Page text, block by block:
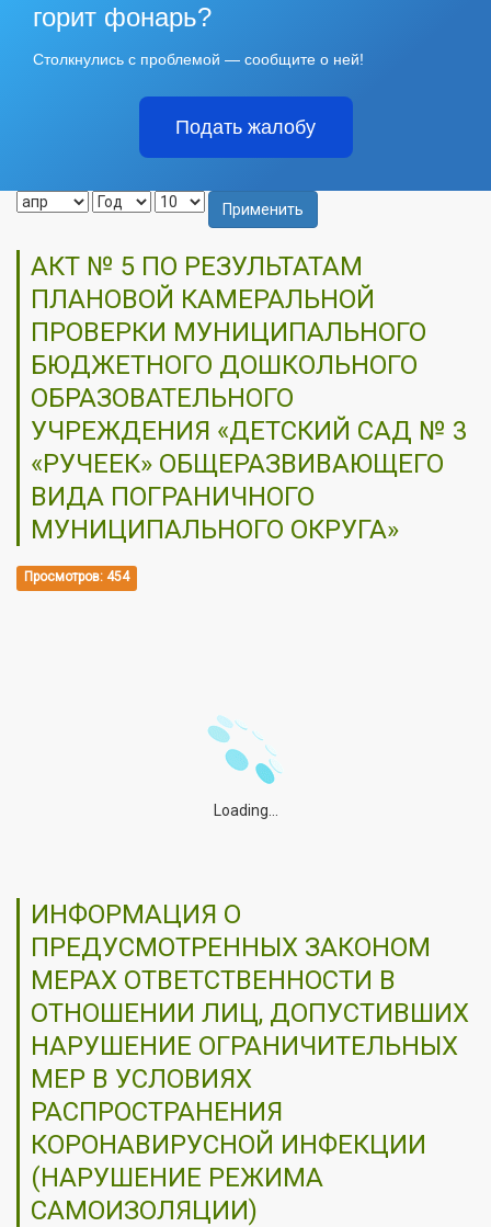
горит фонарь?
Столкнулись с проблемой — сообщите о ней!
Подать жалобу
Применить
АКТ № 5 ПО РЕЗУЛЬТАТАМ
ПЛАНОВОЙ КАМЕРАЛЬНОЙ
ПРОВЕРКИ МУНИЦИПАЛЬНОГО
БЮДЖЕТНОГО ДОШКОЛЬНОГО
ОБРАЗОВАТЕЛЬНОГО
УЧРЕЖДЕНИЯ «ДЕТСКИЙ САД № 3
«РУЧЕЕК» ОБЩЕРАЗВИВАЮЩЕГО
ВИДА ПОГРАНИЧНОГО
МУНИЦИПАЛЬНОГО ОКРУГА»
Просмотров: 454
Loading...
ИНФОРМАЦИЯ О
ПРЕДУСМОТРЕННЫХ ЗАКОНОМ
МЕРАХ ОТВЕТСТВЕННОСТИ В
ОТНОШЕНИИ ЛИЦ, ДОПУСТИВШИХ
НАРУШЕНИЕ ОГРАНИЧИТЕЛЬНЫХ
МЕР В УСЛОВИЯХ
РАСПРОСТРАНЕНИЯ
КОРОНАВИРУСНОЙ ИНФЕКЦИИ
(НАРУШЕНИЕ РЕЖИМА
САМОИЗОЛЯЦИИ)